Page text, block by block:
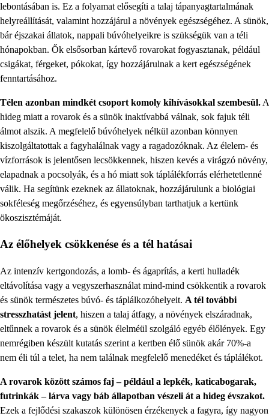
lebontásában is. Ez a folyamat elősegíti a talaj tápanyagtartalmának
helyreállítását, valamint hozzájárul a növények egészségéhez. A sünök,
bár éjszakai állatok, nappali búvóhelyeikre is szükségük van a téli
hónapokban. Ők elsősorban kártevő rovarokat fogyasztanak, például
csigákat, férgeket, pókokat, így hozzájárulnak a kert egészségének
fenntartásához.
Télen azonban mindkét csoport komoly kihívásokkal szembesül. A
hideg miatt a rovarok és a sünök inaktívabbá válnak, sok fajuk téli
álmot alszik. A megfelelő búvóhelyek nélkül azonban könnyen
kiszolgáltatottak a fagyhalálnak vagy a ragadozóknak. Az élelem- és
vízforrások is jelentősen lecsökkennek, hiszen kevés a virágzó növény,
elapadnak a pocsolyák, és a hó miatt sok táplálékforrás elérhetetlenné
válik. Ha segítünk ezeknek az állatoknak, hozzájárulunk a biológiai
sokféleség megőrzéséhez, és egyensúlyban tarthatjuk a kertünk
ökoszisztémáját.
Az élőhelyek csökkenése és a tél hatásai
Az intenzív kertgondozás, a lomb- és ágaprítás, a kerti hulladék
eltávolítása vagy a vegyszerhasználat mind-mind csökkentik a rovarok
és sünök természetes búvó- és táplálkozóhelyeit. A tél további
stresszhatást jelent, hiszen a talaj átfagy, a növények elszáradnak,
eltűnnek a rovarok és a sünök élelméül szolgáló egyéb élőlények. Egy
nemrégiben készült kutatás szerint a kertben élő sünök akár 70%-a
nem éli túl a telet, ha nem találnak megfelelő menedéket és táplálékot.
A rovarok között számos faj – például a lepkék, katicabogarak,
futrinkák – lárva vagy báb állapotban vészeli át a hideg évszakot.
Ezek a fejlődési szakaszok különösen érzékenyek a fagyra, így nagyon